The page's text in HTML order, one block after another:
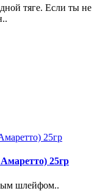
тягe. Если ты не
25гр
шлейфом..